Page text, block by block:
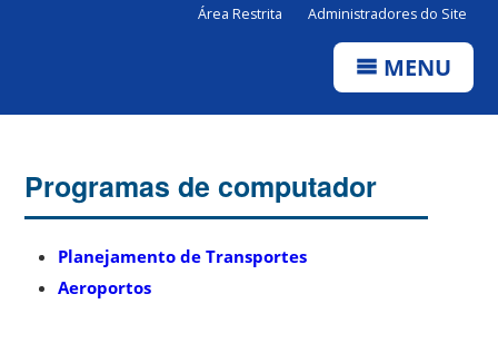
Área Restrita Administradores do Site
MENU
Programas de computador
Planejamento de Transportes
Aeroportos